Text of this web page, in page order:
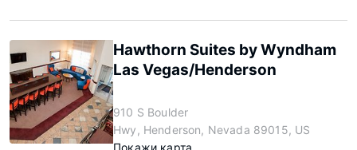
Hawthorn Suites by Wyndham
Las Vegas/Henderson
910 S Boulder
Hwy, Henderson, Nevada 89015, US
Покажи карта